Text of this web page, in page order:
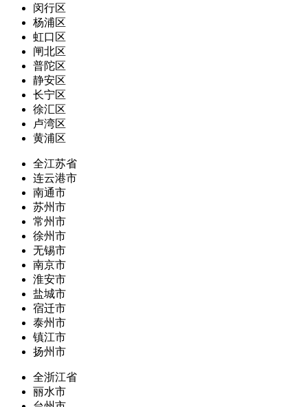
闵行区
杨浦区
虹口区
闸北区
普陀区
静安区
长宁区
徐汇区
卢湾区
黄浦区
全江苏省
连云港市
南通市
苏州市
常州市
徐州市
无锡市
南京市
淮安市
盐城市
宿迁市
泰州市
镇江市
扬州市
全浙江省
丽水市